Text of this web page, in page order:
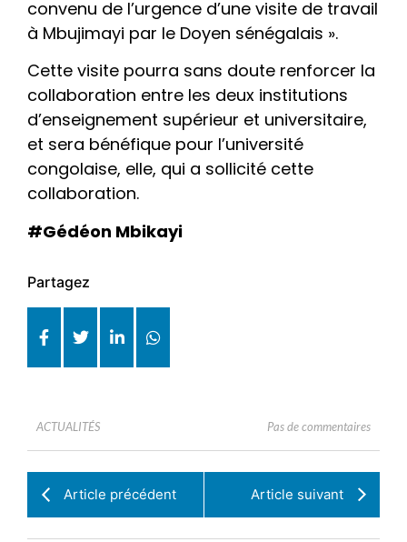
convenu de l’urgence d’une visite de travail
à Mbujimayi par le Doyen sénégalais ».
Cette visite pourra sans doute renforcer la
collaboration entre les deux institutions
d’enseignement supérieur et universitaire,
et sera bénéfique pour l’université
congolaise, elle, qui a sollicité cette
collaboration.
#Gédéon Mbikayi
Partagez
ACTUALITÉS Pas de commentaires
Article précédent Article suivant